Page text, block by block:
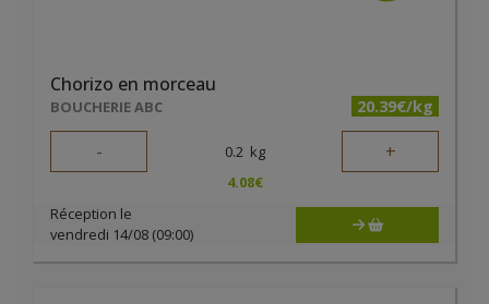
Chorizo en morceau
BOUCHERIE ABC 20.39€/kg
- 0.2 kg +
4.08€
Réception le
vendredi 14/08 (09:00)